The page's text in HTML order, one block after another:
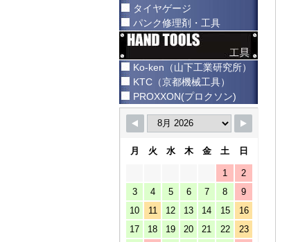
タイヤゲージ
パンク修理剤・工具
Ko-ken（山下工業研究所）
KTC（京都機械工具）
PROXXON(プロクソン)
月 火 水 木 金 土 日
1
2
3
4 5 6 7 8
9
10
11 12 13 14 15
16
17
18 19 20 21 22
23